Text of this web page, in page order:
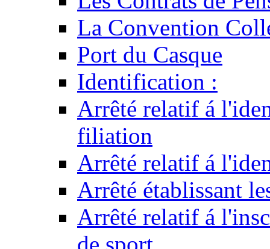
La Convention
Port du Casque
Identification :
Arrêté relatif á
filiation
Arrêté relatif á
Arrêté établissant
Arrêté relatif á
de sport